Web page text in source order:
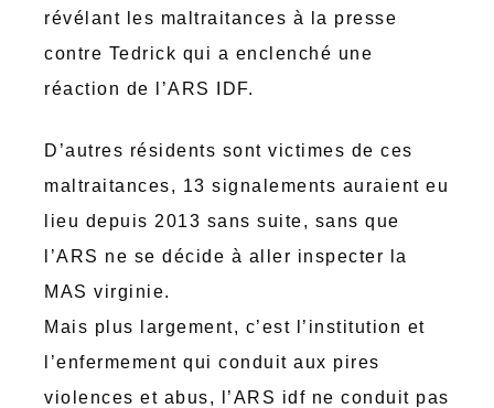
révélant les maltraitances à la presse
contre Tedrick qui a enclenché une
réaction de l’ARS IDF.
D’autres résidents sont victimes de ces
maltraitances, 13 signalements auraient eu
lieu depuis 2013 sans suite, sans que
l’ARS ne se décide à aller inspecter la
MAS virginie.
Mais plus largement, c’est l’institution et
l’enfermement qui conduit aux pires
violences et abus, l’ARS idf ne conduit pas